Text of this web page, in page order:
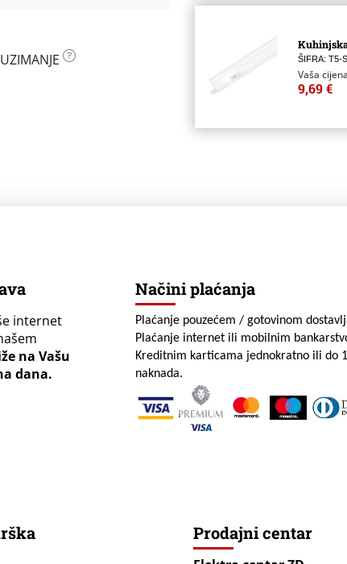
ŠIFRA: T5-
Vaša
9,69 €
internet
na Vašu
dana.
Načini plaćanja
Plaćanje pouzećem / gotovinom
Plaćanje internet ili mobilnim
Kreditnim karticama jednokratno ili do
naknada.
Prodajni centar